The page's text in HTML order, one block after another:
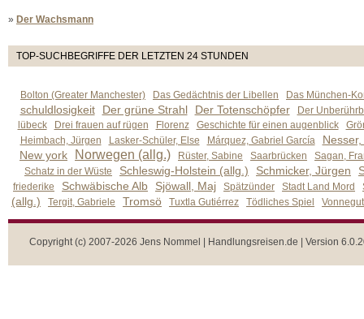
» Der Wachsmann
TOP-SUCHBEGRIFFE DER LETZTEN 24 STUNDEN
Bolton (Greater Manchester) Das Gedächtnis der Libellen Das München-
schuldlosigkeit Der grüne Strahl Der Totenschöpfer
Der
lübeck
Drei frauen auf rügen Florenz Geschichte für einen augenblick
Heimbach, Jürgen
Lasker-Schüler, Else Márquez, Gabriel García
New york
Norwegen (allg.) Rüster, Sabine Saarbrücken
Sagan,
Schatz in der Wüste
Schleswig-Holstein (allg.) Schmicker, Jürgen
friederike Schwäbische Alb Sjöwall, Maj Spätzünder Stadt Land Mord
(allg.) Tergit, Gabriele Tromsö Tuxtla Gutiérrez Tödliches Spiel
Copyright (c) 2007-2026 Jens Nommel | Handlungsreisen.de | Version